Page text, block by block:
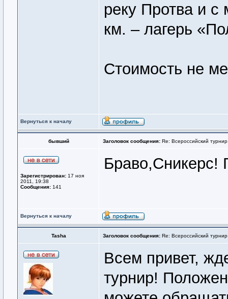
реку Протва и с
км. – лагерь
Стоимость не
Вернуться к началу
бывший Заголовок сообщения: Re: Всероссийский
Зарегистрирован: 17 ноя
2011, 19:38
Сообщения: 141
Браво,Сникерс!
Вернуться к началу
Tasha Заголовок сообщения: Re: Всероссийский
Всем привет,
турнир!